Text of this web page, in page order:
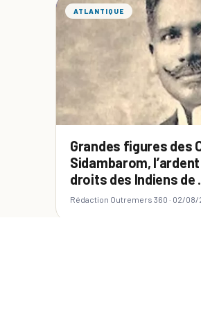
ATLANTIQUE
Grandes figures des
Sidambarom,
droits des Indiens de
Rédaction Outremers 360 · 02/08/